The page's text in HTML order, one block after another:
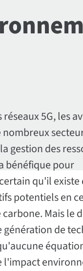
5G, les
gestion des
bénéfique pour
qu'il
potentiels en
carbone. Mais le
de
l'impact